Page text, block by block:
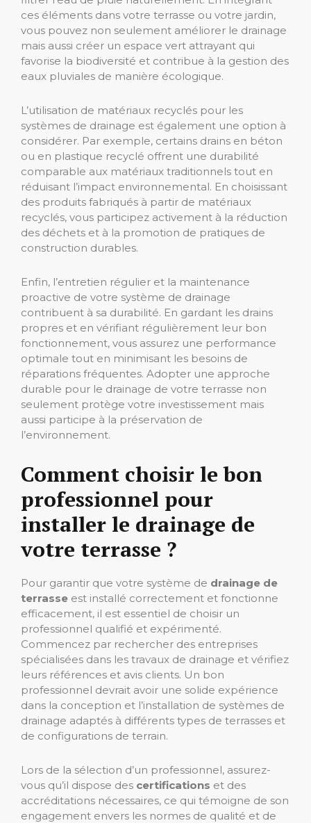
ces éléments dans votre terrasse ou votre jardin,
vous pouvez non seulement améliorer le drainage
mais aussi créer un espace vert attrayant qui
favorise la biodiversité et contribue à la gestion des
eaux pluviales de manière écologique.
L’utilisation de matériaux recyclés pour les
systèmes de drainage est également une option à
considérer. Par exemple, certains drains en béton
ou en plastique recyclé offrent une durabilité
comparable aux matériaux traditionnels tout en
réduisant l’impact environnemental. En choisissant
des produits fabriqués à partir de matériaux
recyclés, vous participez activement à la réduction
des déchets et à la promotion de pratiques de
construction durables.
Enfin, l’entretien régulier et la maintenance
proactive de votre système de drainage
contribuent à sa durabilité. En gardant les drains
propres et en vérifiant régulièrement leur bon
fonctionnement, vous assurez une performance
optimale tout en minimisant les besoins de
réparations fréquentes. Adopter une approche
durable pour le drainage de votre terrasse non
seulement protège votre investissement mais
aussi participe à la préservation de
l’environnement.
Comment choisir le bon
professionnel pour
installer le drainage de
votre terrasse ?
Pour garantir que votre système de drainage de
terrasse est installé correctement et fonctionne
efficacement, il est essentiel de choisir un
professionnel qualifié et expérimenté.
Commencez par rechercher des entreprises
spécialisées dans les travaux de drainage et vérifiez
leurs références et avis clients. Un bon
professionnel devrait avoir une solide expérience
dans la conception et l’installation de systèmes de
drainage adaptés à différents types de terrasses et
de configurations de terrain.
Lors de la sélection d’un professionnel, assurez-
vous qu’il dispose des certifications et des
accréditations nécessaires, ce qui témoigne de son
engagement envers les normes de qualité et de